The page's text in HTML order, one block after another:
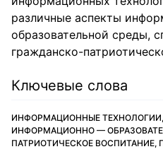
различные аспекты
образовательной среды,
гражданско-
Ключевые слова
ИНФОРМАЦИОННЫЕ
ИНФОРМАЦИОННО —
ПАТРИОТИЧЕСКОЕ ВОСПИТАНИЕ,